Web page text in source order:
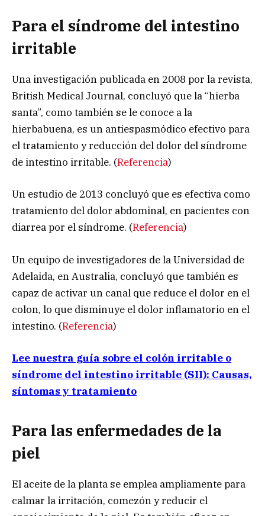
Para el síndrome del intestino
irritable
Una investigación publicada en 2008 por la revista,
British Medical Journal, concluyó que la “hierba
santa”, como también se le conoce a la
hierbabuena, es un antiespasmódico efectivo para
el tratamiento y reducción del dolor del síndrome
de intestino irritable. (Referencia)
Un estudio de 2013 concluyó que es efectiva como
tratamiento del dolor abdominal, en pacientes con
diarrea por el síndrome. (Referencia)
Un equipo de investigadores de la Universidad de
Adelaida, en Australia, concluyó que también es
capaz de activar un canal que reduce el dolor en el
colon, lo que disminuye el dolor inflamatorio en el
intestino. (Referencia)
Lee nuestra guía sobre el colón irritable o
síndrome del intestino irritable (SII): Causas,
síntomas y tratamiento
Para las enfermedades de la
piel
El aceite de la planta se emplea ampliamente para
calmar la irritación, comezón y reducir el